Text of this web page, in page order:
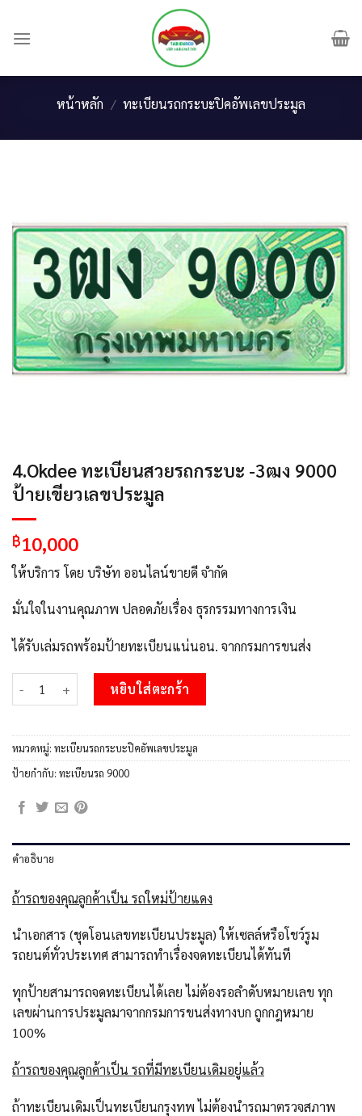
content
หน้าหลัก / ทะเบียนรถกระบะปิคอัพเลขประมูล
4.Okdee ทะเบียนสวยรถกระบะ -3ฒง 9000
ป้ายเขียวเลขประมูล
฿10,000
ให้บริการ โดย บริษัท ออนไลน์ขายดี จำกัด
มั่นใจในงานคุณภาพ ปลอดภัยเรื่อง ธุรกรรมทางการเงิน
ได้รับเล่มรถพร้อมป้ายทะเบียนแน่นอน. จากกรมการขนส่ง
จำนวน 4.Okdee ทะเบียนสวยรถกระบะ -3ฒง 9000 ป้ายเขียวเลขปร
หยิบใส่ตะกร้า
หมวดหมู่: ทะเบียนรถกระบะปิคอัพเลขประมูล
ป้ายกำกับ: ทะเบียนรถ 9000
คำอธิบาย
ถ้ารถของคุณลูกค้าเป็น รถใหม่ป้ายแดง
นำเอกสาร (ชุดโอนเลขทะเบียนประมูล) ให้เซลล์หรือโชว์รูม
รถยนต์ทั่วประเทศ สามารถทำเรื่องจดทะเบียนได้ทันที
ทุกป้ายสามารถจดทะเบียนได้เลย ไม่ต้องรอลำดับหมายเลข ทุก
เลขผ่านการประมูลมาจากกรมการขนส่งทางบก ถูกกฎหมาย
100%
ถ้ารถของคุณลูกค้าเป็น รถที่มีทะเบียนเดิมอยู่แล้ว
ถ้าทะเบียนเดิมเป็นทะเบียนกรุงทพ ไม่ต้องนำรถมาตรวจสภาพ